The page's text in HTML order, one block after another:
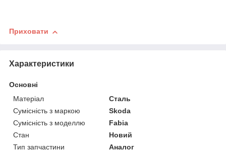
Приховати
Характеристики
Основні
Матеріал
Сталь
Сумісність з маркою
Skoda
Сумісність з моделлю
Fabia
Стан
Новий
Тип запчастини
Аналог